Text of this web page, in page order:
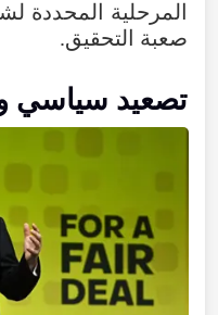
صعبة التحقيق.
تصعيد سياسي